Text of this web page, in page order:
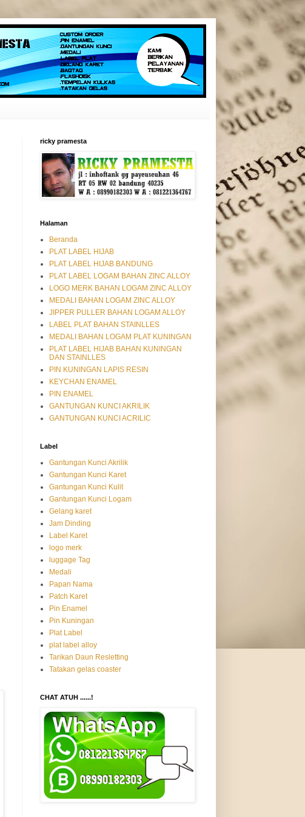
ricky pramesta
Halaman
Beranda
PLAT LABEL HIJAB
PLAT LABEL HIJAB BANDUNG
PLAT LABEL LOGAM BAHAN ZINC ALLOY
LOGO MERK BAHAN LOGAM ZINC ALLOY
MEDALI BAHAN LOGAM ZINC ALLOY
JIPPER PULLER BAHAN LOGAM ALLOY
LABEL PLAT BAHAN STAINLLES
MEDALI BAHAN LOGAM PLAT KUNINGAN
PLAT LABEL HIJAB BAHAN KUNINGAN
DAN STAINLLES
PIN KUNINGAN LAPIS RESIN
KEYCHAN ENAMEL
PIN ENAMEL
GANTUNGAN KUNCI AKRILIK
GANTUNGAN KUNCI ACRILIC
Label
Gantungan Kunci Akrilik
Gantungan Kunci Karet
Gantungan Kunci Kulit
Gantungan Kunci Logam
Gelang karet
Jam Dinding
Label Karet
logo merk
luggage Tag
Medali
Papan Nama
Patch Karet
Pin Enamel
Pin Kuningan
Plat Label
plat label alloy
Tarikan Daun Resletting
Tatakan gelas coaster
CHAT ATUH ......!